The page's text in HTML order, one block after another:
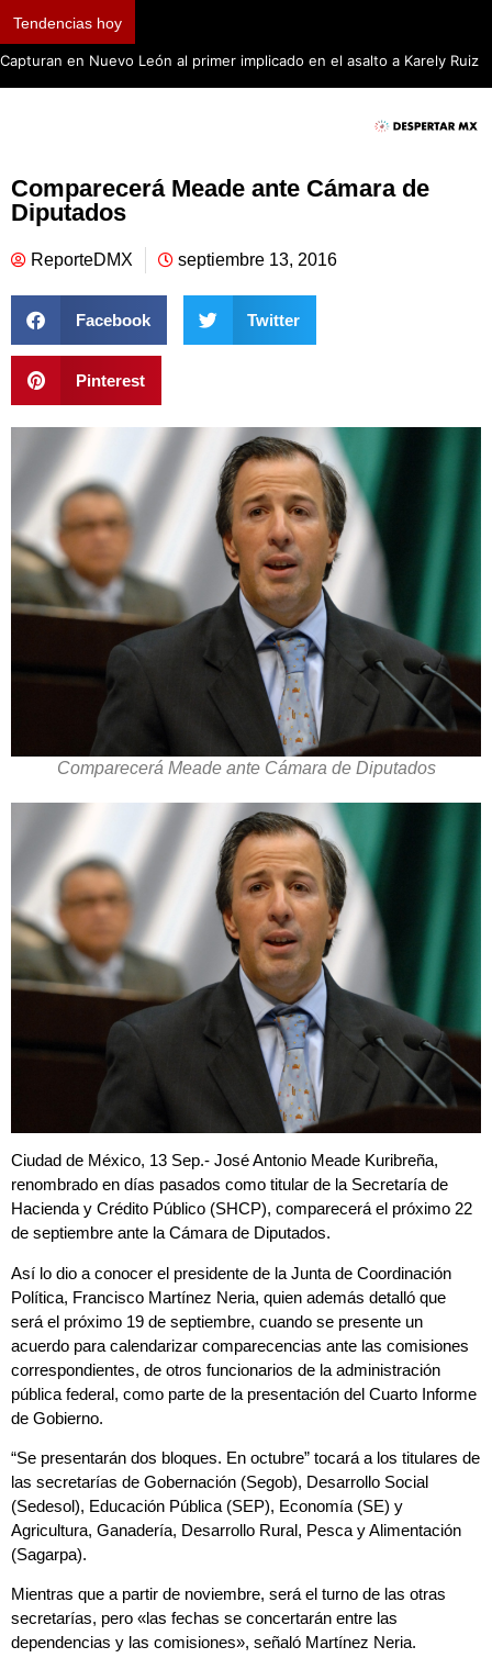
Tendencias hoy
Capturan en Nuevo León al primer implicado en el asalto a Karely Ruiz
Comparecerá Meade ante Cámara de
Diputados
ReporteDMX septiembre 13, 2016
Facebook Twitter
Pinterest
Comparecerá Meade ante Cámara de Diputados
Ciudad de México, 13 Sep.- José Antonio Meade Kuribreña,
renombrado en días pasados como titular de la Secretaría de
Hacienda y Crédito Público (SHCP), comparecerá el próximo 22
de septiembre ante la Cámara de Diputados.
Así lo dio a conocer el presidente de la Junta de Coordinación
Política, Francisco Martínez Neria, quien además detalló que
será el próximo 19 de septiembre, cuando se presente un
acuerdo para calendarizar comparecencias ante las comisiones
correspondientes, de otros funcionarios de la administración
pública federal, como parte de la presentación del Cuarto Informe
de Gobierno.
“Se presentarán dos bloques. En octubre” tocará a los titulares de
las secretarías de Gobernación (Segob), Desarrollo Social
(Sedesol), Educación Pública (SEP), Economía (SE) y
Agricultura, Ganadería, Desarrollo Rural, Pesca y Alimentación
(Sagarpa).
Mientras que a partir de noviembre, será el turno de las otras
secretarías, pero «las fechas se concertarán entre las
dependencias y las comisiones», señaló Martínez Neria.